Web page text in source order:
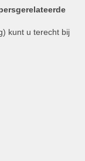
kunt u terecht bij